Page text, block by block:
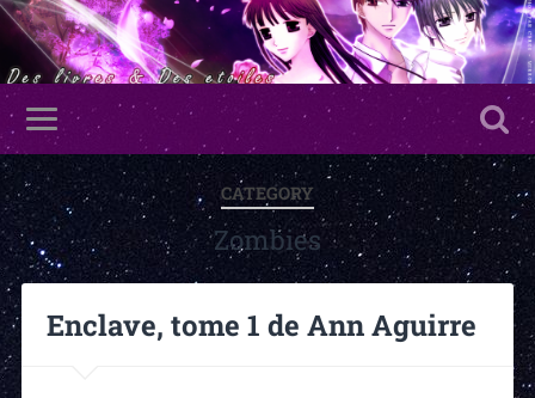
CATEGORY
Zombies
Enclave, tome 1 de Ann Aguirre